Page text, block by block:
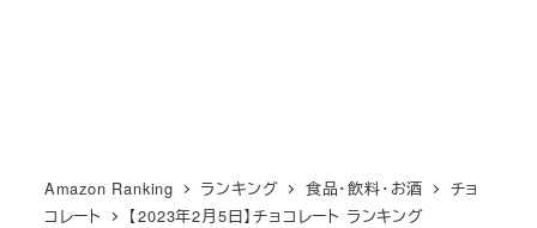
Amazon Ranking ランキング 食品・飲料・お酒
チョ
コレート
【2023年2月5日】チョコレート ランキング